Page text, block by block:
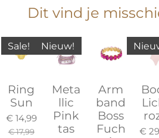
Dit vind je
Sale!
Ring
Sun
€ 14,99
€ 17,99
Nieuw!
Meta
llic
Pink
tas
Arm
band
Boss
Fuch
€